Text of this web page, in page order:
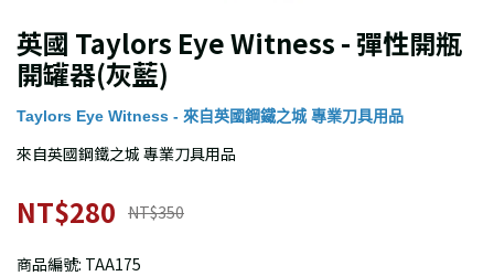
英國 Taylors Eye Witness - 彈性開瓶
開罐器(灰藍)
Taylors Eye Witness - 來自英國鋼鐵之城 專業刀具用品
來自英國鋼鐵之城 專業刀具用品
NT$280 NT$350
商品編號: TAA175